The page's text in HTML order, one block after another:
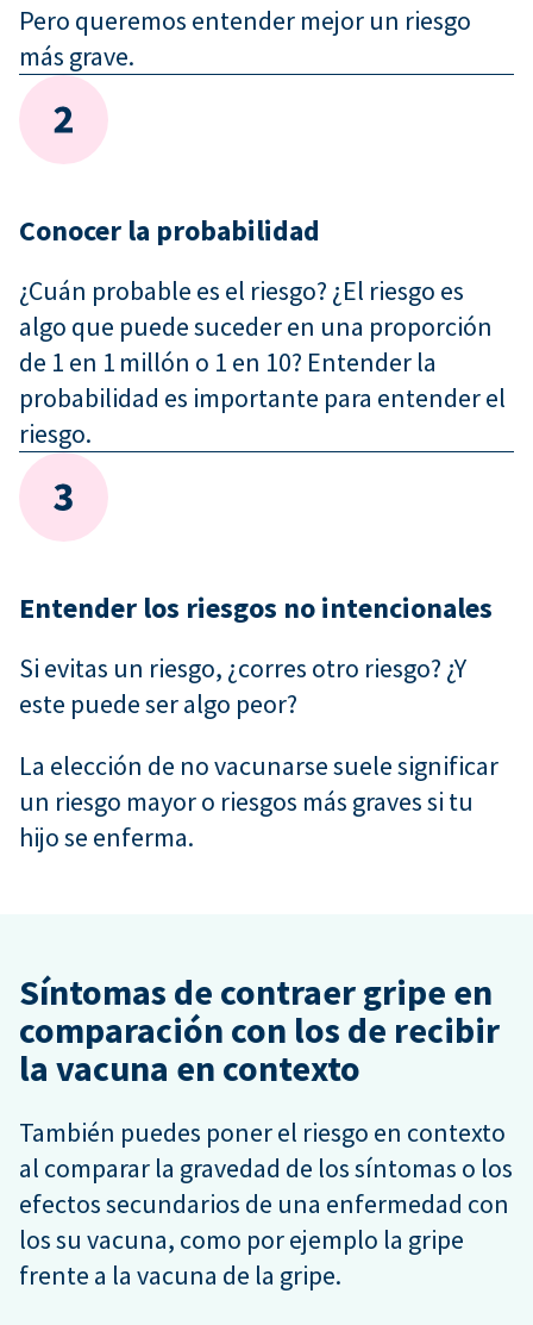
Pero queremos entender mejor un riesgo
más grave.
Conocer la probabilidad
¿Cuán probable es el riesgo? ¿El riesgo es
algo que puede suceder en una proporción
de 1 en 1 millón o 1 en 10? Entender la
probabilidad es importante para entender el
riesgo.
Entender los riesgos no intencionales
Si evitas un riesgo, ¿corres otro riesgo? ¿Y
este puede ser algo peor?
La elección de no vacunarse suele significar
un riesgo mayor o riesgos más graves si tu
hijo se enferma.
Síntomas de contraer gripe en
comparación con los de recibir
la vacuna en contexto
También puedes poner el riesgo en contexto
al comparar la gravedad de los síntomas o los
efectos secundarios de una enfermedad con
los su vacuna, como por ejemplo la gripe
frente a la vacuna de la gripe.